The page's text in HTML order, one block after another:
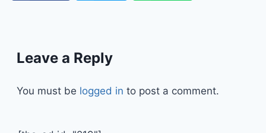
Leave a Reply
You must be logged in to post a comment.